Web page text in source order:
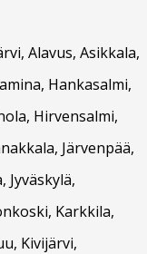
Alavus, Asikkala,
Hankasalmi,
Hirvensalmi,
Järvenpää,
Jyväskylä,
Karkkila,
Kivijärvi,